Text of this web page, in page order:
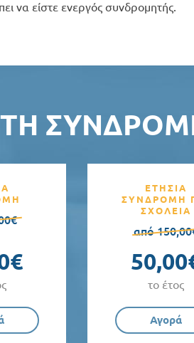
να είστε ενεργός συνδρομητής.
ΤΗ
ΕΤΗΣΙΑ
ΣΥΝΔΡΟΜΗ
ΣΧΟΛΕΙΑ
από
το έτος
Αγορά